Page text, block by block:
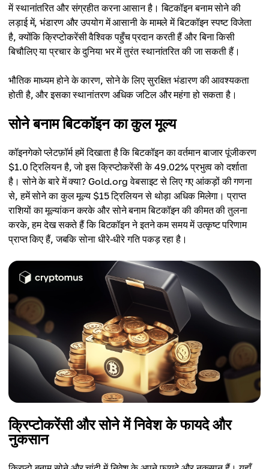
में स्थानांतरित और संग्रहीत करना आसान है। बिटकॉइन बनाम सोने की
लड़ाई में, भंडारण और उपयोग में आसानी के मामले में बिटकॉइन स्पष्ट विजेता
है, क्योंकि क्रिप्टोकरेंसी वैश्विक पहुँच प्रदान करती हैं और बिना किसी
बिचौलिए या प्रचार के दुनिया भर में तुरंत स्थानांतरित की जा सकती हैं।
भौतिक माध्यम होने के कारण, सोने के लिए सुरक्षित भंडारण की आवश्यकता
होती है, और इसका स्थानांतरण अधिक जटिल और महंगा हो सकता है।
सोने बनाम बिटकॉइन का कुल मूल्य
कॉइनगेको प्लेटफ़ॉर्म हमें दिखाता है कि बिटकॉइन का वर्तमान बाजार पूंजीकरण
$1.0 ट्रिलियन है, जो इस क्रिप्टोकरेंसी के 49.02% प्रभुत्व को दर्शाता
है। सोने के बारे में क्या? Gold.org वेबसाइट से लिए गए आंकड़ों की गणना
से, हमें सोने का कुल मूल्य $15 ट्रिलियन से थोड़ा अधिक मिलेगा। प्राप्त
राशियों का मूल्यांकन करके और सोने बनाम बिटकॉइन की कीमत की तुलना
करके, हम देख सकते हैं कि बिटकॉइन ने इतने कम समय में उत्कृष्ट परिणाम
प्राप्त किए हैं, जबकि सोना धीरे-धीरे गति पकड़ रहा है।
क्रिप्टोकरेंसी और सोने में निवेश के फायदे और
नुकसान